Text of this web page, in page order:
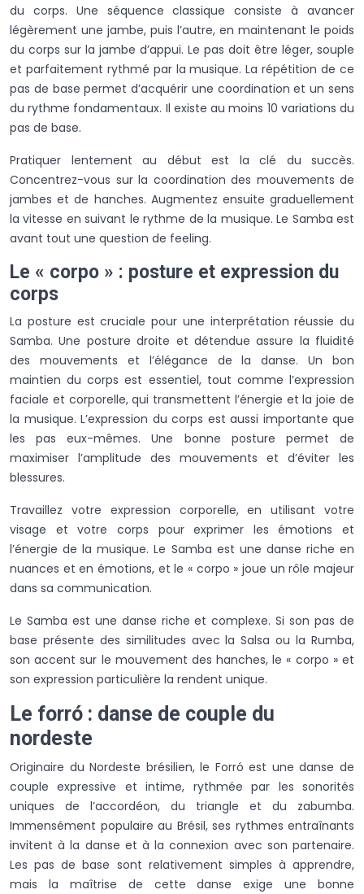
du corps. Une séquence classique consiste à avancer
légèrement une jambe, puis l’autre, en maintenant le poids
du corps sur la jambe d’appui. Le pas doit être léger, souple
et parfaitement rythmé par la musique. La répétition de ce
pas de base permet d’acquérir une coordination et un sens
du rythme fondamentaux. Il existe au moins 10 variations du
pas de base.
Pratiquer lentement au début est la clé du succès.
Concentrez-vous sur la coordination des mouvements de
jambes et de hanches. Augmentez ensuite graduellement
la vitesse en suivant le rythme de la musique. Le Samba est
avant tout une question de feeling.
Le « corpo » : posture et expression du
corps
La posture est cruciale pour une interprétation réussie du
Samba. Une posture droite et détendue assure la fluidité
des mouvements et l’élégance de la danse. Un bon
maintien du corps est essentiel, tout comme l’expression
faciale et corporelle, qui transmettent l’énergie et la joie de
la musique. L’expression du corps est aussi importante que
les pas eux-mêmes. Une bonne posture permet de
maximiser l’amplitude des mouvements et d’éviter les
blessures.
Travaillez votre expression corporelle, en utilisant votre
visage et votre corps pour exprimer les émotions et
l’énergie de la musique. Le Samba est une danse riche en
nuances et en émotions, et le « corpo » joue un rôle majeur
dans sa communication.
Le Samba est une danse riche et complexe. Si son pas de
base présente des similitudes avec la Salsa ou la Rumba,
son accent sur le mouvement des hanches, le « corpo » et
son expression particulière la rendent unique.
Le forró : danse de couple du
nordeste
Originaire du Nordeste brésilien, le Forró est une danse de
couple expressive et intime, rythmée par les sonorités
uniques de l’accordéon, du triangle et du zabumba.
Immensément populaire au Brésil, ses rythmes entraînants
invitent à la danse et à la connexion avec son partenaire.
Les pas de base sont relativement simples à apprendre,
mais la maîtrise de cette danse exige une bonne